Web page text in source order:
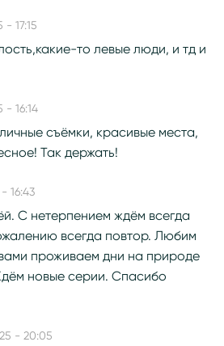
17:15
то левые люди, и тд и
- 16:14
съёмки, красивые места,
Так держать!
16:43
С нетерпением ждём всегда
всегда повтор. Любим
проживаем дни на природе
новые серии. Спасибо
- 20:05